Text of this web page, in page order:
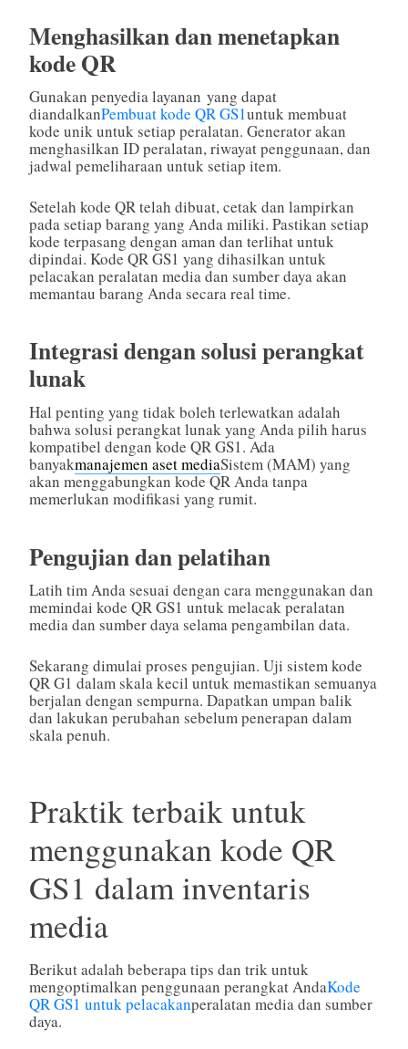
Menghasilkan dan menetapkan
kode QR
Gunakan penyedia layanan yang dapat
diandalkanPembuat kode QR GS1untuk membuat
kode unik untuk setiap peralatan. Generator akan
menghasilkan ID peralatan, riwayat penggunaan, dan
jadwal pemeliharaan untuk setiap item.
Setelah kode QR telah dibuat, cetak dan lampirkan
pada setiap barang yang Anda miliki. Pastikan setiap
kode terpasang dengan aman dan terlihat untuk
dipindai. Kode QR GS1 yang dihasilkan untuk
pelacakan peralatan media dan sumber daya akan
memantau barang Anda secara real time.
Integrasi dengan solusi perangkat
lunak
Hal penting yang tidak boleh terlewatkan adalah
bahwa solusi perangkat lunak yang Anda pilih harus
kompatibel dengan kode QR GS1. Ada
banyakmanajemen aset mediaSistem (MAM) yang
akan menggabungkan kode QR Anda tanpa
memerlukan modifikasi yang rumit.
Pengujian dan pelatihan
Latih tim Anda sesuai dengan cara menggunakan dan
memindai kode QR GS1 untuk melacak peralatan
media dan sumber daya selama pengambilan data.
Sekarang dimulai proses pengujian. Uji sistem kode
QR G1 dalam skala kecil untuk memastikan semuanya
berjalan dengan sempurna. Dapatkan umpan balik
dan lakukan perubahan sebelum penerapan dalam
skala penuh.
Praktik terbaik untuk
menggunakan kode QR
GS1 dalam inventaris
media
Berikut adalah beberapa tips dan trik untuk
mengoptimalkan penggunaan perangkat AndaKode
QR GS1 untuk pelacakanperalatan media dan sumber
daya.